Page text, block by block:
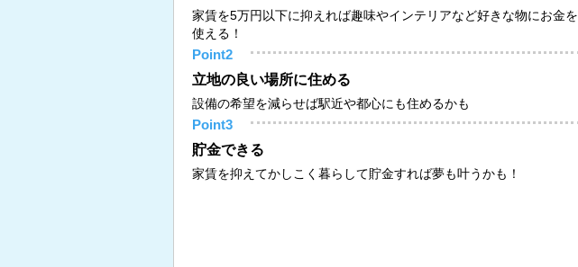
家賃を5万円以下に抑えれば趣味やインテリアなど好きな物にお金を
使える！
Point2
立地の良い場所に住める
設備の希望を減らせば駅近や都心にも住めるかも
Point3
貯金できる
家賃を抑えてかしこく暮らして貯金すれば夢も叶うかも！